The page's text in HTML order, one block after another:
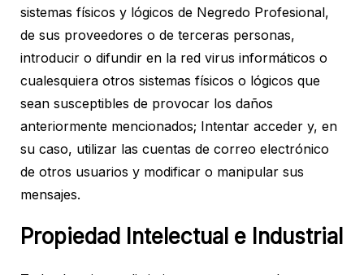
sistemas físicos y lógicos de Negredo Profesional,
de sus proveedores o de terceras personas,
introducir o difundir en la red virus informáticos o
cualesquiera otros sistemas físicos o lógicos que
sean susceptibles de provocar los daños
anteriormente mencionados; Intentar acceder y, en
su caso, utilizar las cuentas de correo electrónico
de otros usuarios y modificar o manipular sus
mensajes.
Propiedad Intelectual e Industrial